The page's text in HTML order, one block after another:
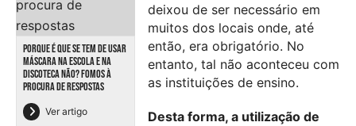
PORQUE É QUE SE TEM DE USAR
MÁSCARA NA ESCOLA E NA
DISCOTECA NÃO? FOMOS À
PROCURA DE RESPOSTAS
Ver artigo
deixou de ser necessário em
muitos dos locais onde, até
então, era obrigatório. No
entanto, tal não aconteceu com
as instituições de ensino.
Desta forma, a utilização de